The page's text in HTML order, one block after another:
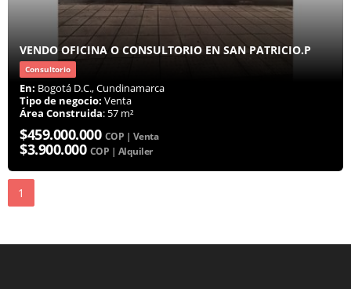
VENDO OFICINA O CONSULTORIO EN SAN PATRICIO.P
Consultorio
En: Bogotá D.C., Cundinamarca
Tipo de negocio: Venta
Área Construida: 57 m²
$459.000.000 COP | Venta
$3.900.000 COP | Alquiler
1